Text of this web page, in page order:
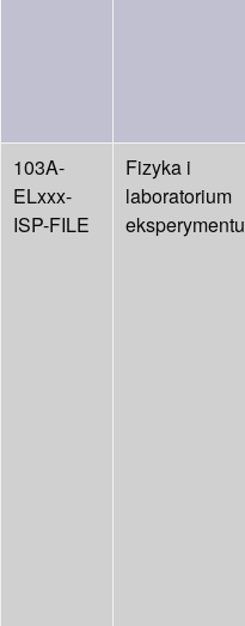
103A-
ELxxx-
ISP-FILE
Fizyka i
laboratorium
eksperymentu